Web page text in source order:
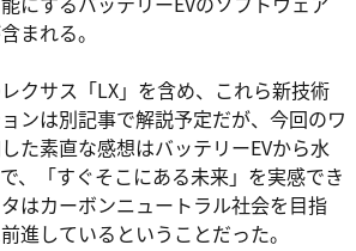
まれる。
クサス「LX」を含め、これら新技術
ンは別記事で解説予定だが、今回のワ
た素直な感想はバッテリーEVから水
、「すぐそこにある未来」を実感でき
はカーボンニュートラル社会を目指
進しているということだった。